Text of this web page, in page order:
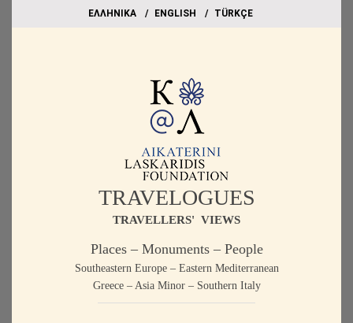
EΛΛΗΝΙΚΑ ΕΝGLISH TÜRKÇE
TRAVELOGUES
TRAVELLERS' VIEWS
Places – Monuments – People
Southeastern Europe – Eastern Mediterranean
Greece – Asia Minor – Southern Italy